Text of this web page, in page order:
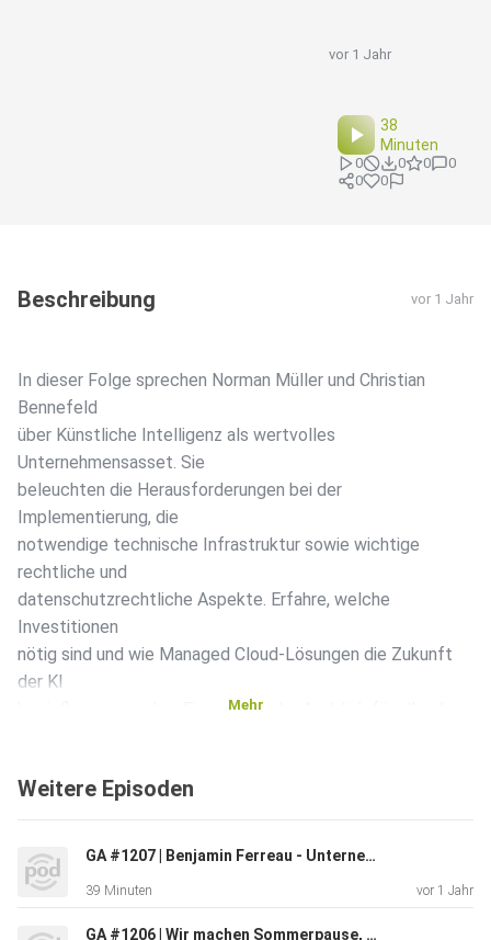
vor 1 Jahr
38
Minuten
0 0 0
0
0
0
Beschreibung vor 1 Jahr
In dieser Folge sprechen Norman Müller und Christian
Bennefeld
über Künstliche Intelligenz als wertvolles
Unternehmensasset. Sie
beleuchten die Herausforderungen bei der
Implementierung, die
notwendige technische Infrastruktur sowie wichtige
rechtliche und
datenschutzrechtliche Aspekte. Erfahre, welche
Investitionen
nötig sind und wie Managed Cloud-Lösungen die Zukunft
der KI
beeinflussen werden. Ein spannender Ausblick für alle, die
Takeaways
Mehr
Weitere Episoden
GA #1207 | Benjamin Ferreau - Unternehmen der Zukunft werden von KI-Betriebssystemen angetrieben
39 Minuten vor 1 Jahr
GA #1206 | Wir machen Sommerpause, aber nicht ohne euch das hier zu sagen